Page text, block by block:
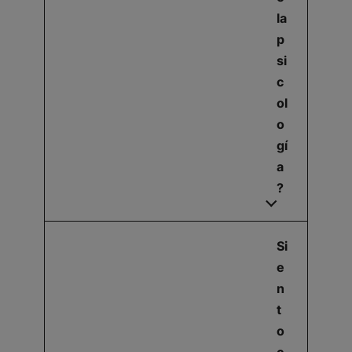
la
p
si
c
ol
o
gí
a
?
Si
e
n
t
o